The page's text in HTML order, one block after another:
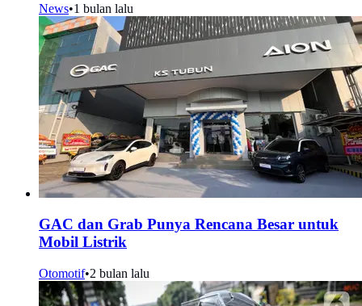
News•1 bulan lalu
GAC dan Grab Punya Rencana Besar untuk
Mobil Listrik
Otomotif•2 bulan lalu